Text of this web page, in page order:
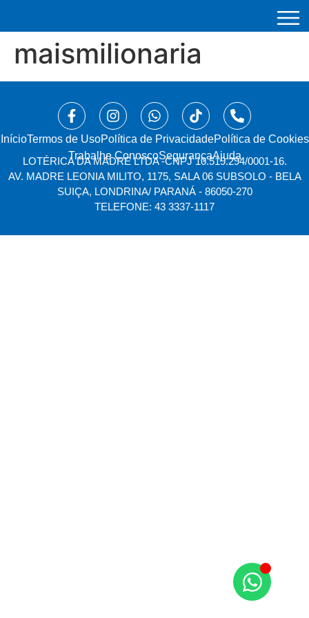
maismilionaria
Início⁠Termos de UsoPolítica de PrivacidadePolítica de Cookies
Trabalhe ConoscoSegurançaAjuda
LOTÉRICA DA MADRE LTDA -CNPJ 10.519.294/0001-16.
AV. MADRE LEONIA MILITO, 1175, SALA 06 SUBSOLO - BELA
SUIÇA, LONDRINA/ PARANÁ - 86050-270
TELEFONE: 43 3337-1117